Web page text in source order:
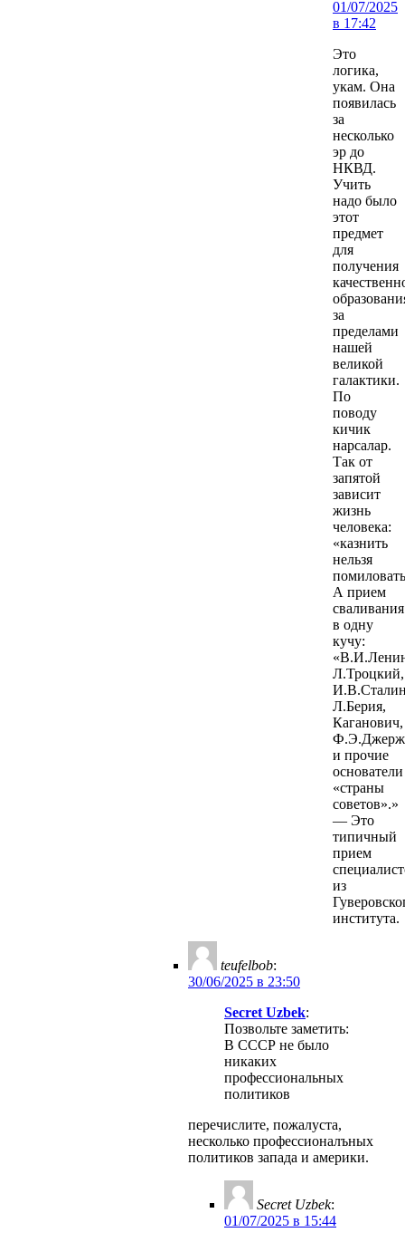
01/07/2025
в 17:42
Это
логика,
укам. Она
появилась
за
несколько
эр до
НКВД.
Учить
надо было
этот
предмет
для
получения
за
пределами
нашей
великой
галактики.
По
поводу
кичик
нарсалар.
Так от
запятой
зависит
жизнь
человека:
«казнить
нельзя
А прием
сваливания
в одну
кучу:
Л.Троцкий,
Л.Берия,
Каганович,
и прочие
основатели
«страны
советов».»
— Это
типичный
прием
из
института.
teufelbob:
30/06/2025 в 23:50
Secret Uzbek:
Позвольте заметить:
В СССР не было
никаких
профессиональных
политиков
перечислите, пожалуста,
несколько профессионалъных
политиков запада и америки.
Secret Uzbek:
01/07/2025 в 15:44